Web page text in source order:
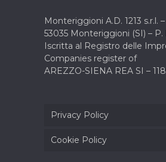
Monteriggioni A.D. 1213 s.r.l.
53035 Monteriggioni (SI) –
Iscritta al Registro delle
Companies register of
AREZZO-SIENA REA SI –
Privacy Policy
Cookie Policy